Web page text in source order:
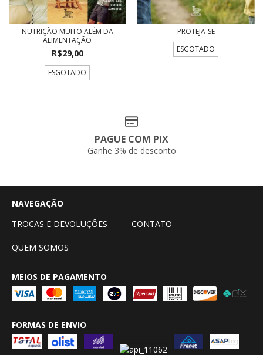
NUTRIÇÃO MUITO ALÉM DA
ALIMENTAÇÃO
R$29,00
ESGOTADO
PROTEJA-SE
ESGOTADO
PAGUE COM PIX
Ganhe 3% de desconto
NAVEGAÇÃO
TROCAS E DEVOLUÇÔES
CONTATO
QUEM SOMOS
MEIOS DE PAGAMENTO
FORMAS DE ENVIO